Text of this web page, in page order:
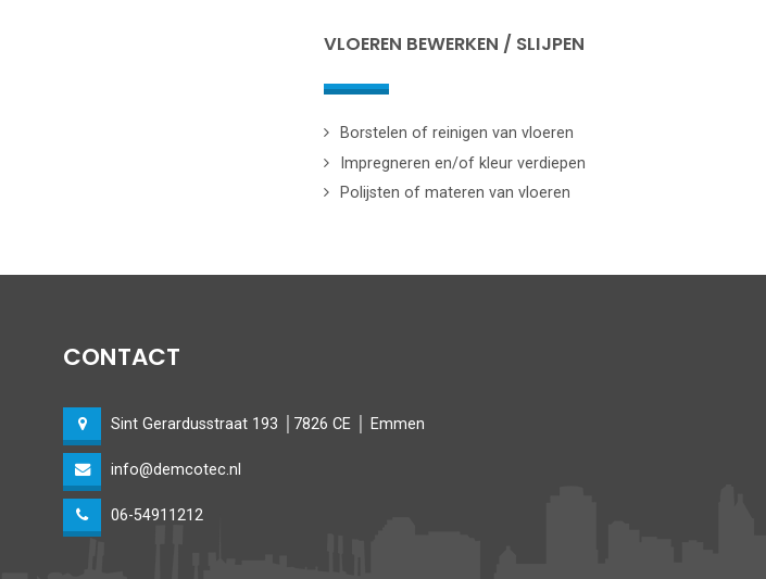
VLOEREN BEWERKEN / SLIJPEN
Borstelen of reinigen van vloeren
Impregneren en/of kleur verdiepen
Polijsten of materen van vloeren
CONTACT
Sint Gerardusstraat 193 │7826 CE │ Emmen
info@demcotec.nl
06-54911212